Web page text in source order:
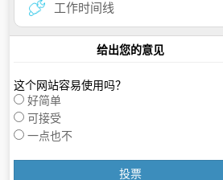
工作时间线
给出您的意见
这个网站容易使用吗？
好简单
可接受
一点也不
投票